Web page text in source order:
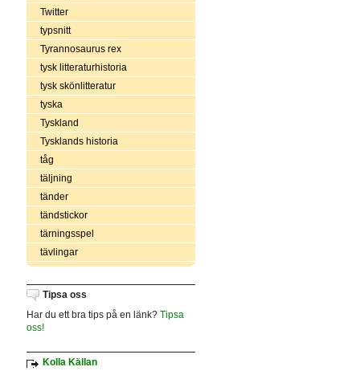
Twitter
typsnitt
Tyrannosaurus rex
tysk litteraturhistoria
tysk skönlitteratur
tyska
Tyskland
Tysklands historia
tåg
täljning
tänder
tändstickor
tärningsspel
tävlingar
Tipsa oss
Har du ett bra tips på en länk? Tipsa
oss!
Kolla Källan